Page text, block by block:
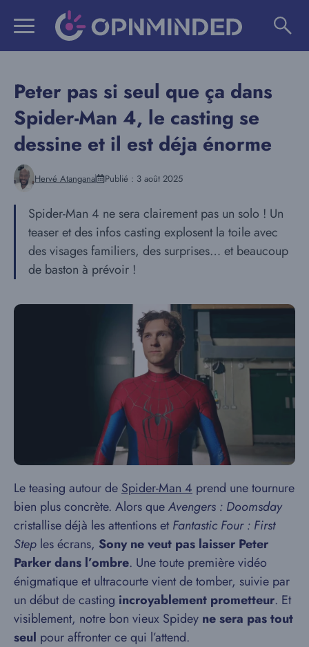
Peter pas si seul que ça dans
Spider-Man 4, le casting se
dessine et il est déja énorme
Hervé Atangana Publié : 3 août 2025
Spider-Man 4 ne sera clairement pas un solo ! Un
teaser et des infos casting explosent la toile avec
des visages familiers, des surprises… et beaucoup
de baston à prévoir !
Le teasing autour de Spider-Man 4 prend une tournure
bien plus concrète. Alors queAvengers : Doomsday
cristallise déjà les attentions etFantastic Four : First
Step les écrans, Sony ne veut pas laisser Peter
Parker dans l’ombre. Une toute première vidéo
énigmatique et ultracourte vient de tomber, suivie par
un début de casting incroyablement prometteur. Et
visiblement, notre bon vieux Spidey ne sera pas tout
seul pour affronter ce qui l’attend.